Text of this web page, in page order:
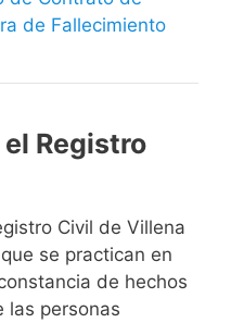
de Fallecimiento
Registro
Civil de Villena
se practican en
de hechos
las personas